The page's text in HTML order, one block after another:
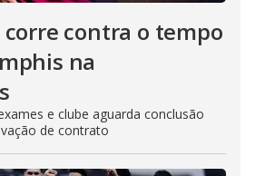
contra o tempo
na
e clube aguarda conclusão
de contrato